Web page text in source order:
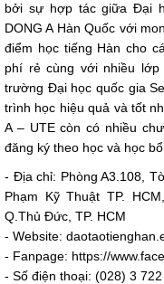
bởi sự hợp tác giữa Đại
DONG A Hàn Quốc với
điểm học tiếng Hàn cho
phí rẻ cùng với nhiều
trường Đại học quốc gia
trình học hiệu quả và tốt
A – UTE còn có nhiều
đăng ký theo học và học
- Địa chỉ: Phòng A3.108,
Phạm Kỹ Thuật TP.
Q.Thủ Đức, TP. HCM
- Website:
- Fanpage: https://
- Số điện thoại: (028) 3